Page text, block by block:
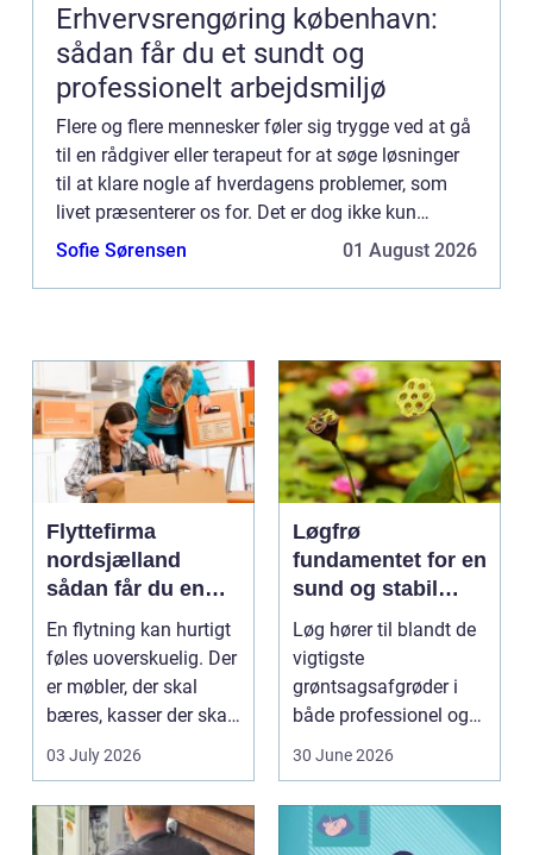
Erhvervsrengøring københavn:
sådan får du et sundt og
professionelt arbejdsmiljø
Flere og flere mennesker føler sig trygge ved at gå
til en rådgiver eller terapeut for at søge løsninger
til at klare nogle af hverdagens problemer, som
livet præsenterer os for. Det er dog ikke kun
individuel rådgivning, der kan hjælpe os med at
Sofie Sørensen 01 August 2026
Flyttefirma
nordsjælland
sådan får du en
tryg og effektiv
flytning
En flytning kan hurtigt
føles uoverskuelig. Der
er møbler, der skal
bæres, kasser der skal
pakkes, o...
03 July 2026
Løgfrø
fundamentet for en
sund og stabil
løgavl
Løg hører til blandt de
vigtigste
grøntsagsafgrøder i
både professionel og
30 June 2026